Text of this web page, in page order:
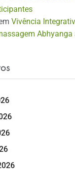
Vivência